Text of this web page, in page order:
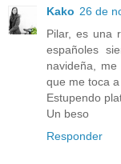
Kako 26 de
Pilar, es una
españoles
navideña,
que me toca
Estupendo
Un beso
Responder